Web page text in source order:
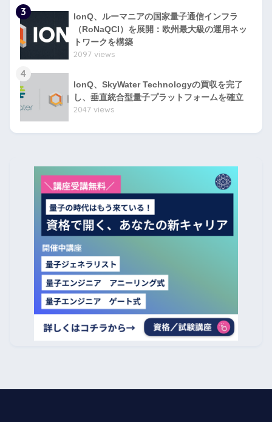
3
IonQ、ルーマニアの国家量子通信インフラ
（RoNaQCI）を展開：欧州最大級の運用ネッ
トワークを構築
2097 views
4
IonQ、SkyWater Technologyの買収を完了
し、垂直統合型量子プラットフォームを確立
2047 views